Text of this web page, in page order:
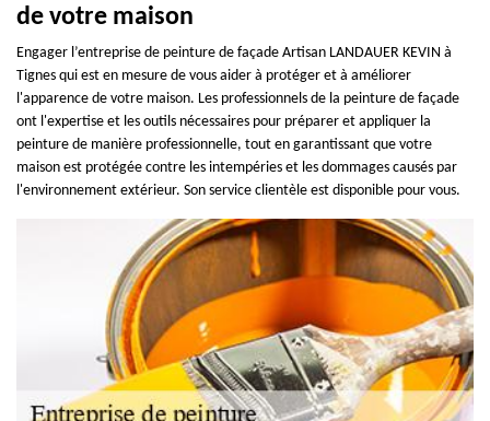
de votre maison
Engager l’entreprise de peinture de façade Artisan LANDAUER KEVIN à
Tignes qui est en mesure de vous aider à protéger et à améliorer
l'apparence de votre maison. Les professionnels de la peinture de façade
ont l'expertise et les outils nécessaires pour préparer et appliquer la
peinture de manière professionnelle, tout en garantissant que votre
maison est protégée contre les intempéries et les dommages causés par
l'environnement extérieur. Son service clientèle est disponible pour vous.